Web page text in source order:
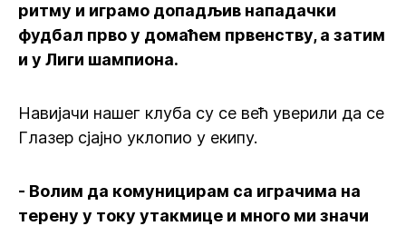
ритму и играмо допадљив нападачки
фудбал прво у домаћем првенству, а затим
и у Лиги шампиона.
Навијачи нашег клуба су се већ уверили да се
Глазер сјајно уклопио у екипу.
- Волим да комуницирам са играчима на
терену у току утакмице и много ми значи